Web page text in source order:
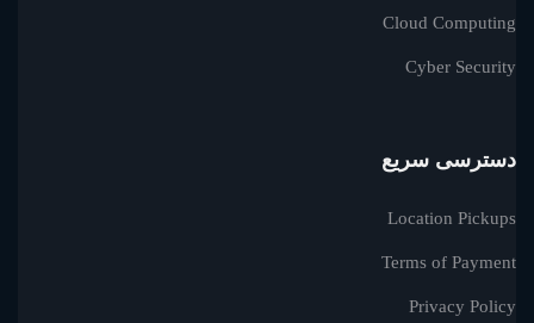
Cloud Computing
Cyber Security
دسترسی سریع
Location Pickups
Terms of Payment
Privacy Policy